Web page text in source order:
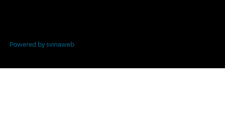
Powered by svinaweb